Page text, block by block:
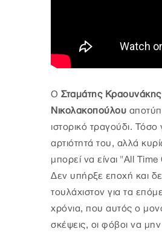
Ο Σταμάτης Κραουνάκης
Νικολακοπούλου
ιστορικό τραγούδι. Τόσο
αρτιότητά του, αλλά
μπορεί να είναι "All
Δεν υπήρξε εποχή και
τουλάχιστον για τα
χρόνια, που αυτός ο
σκέψεις, οι φόβοι να μην